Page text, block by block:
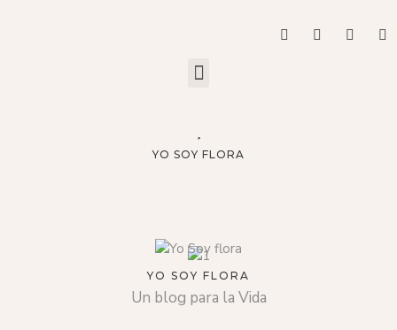
YO SOY FLORA
YO SOY FLORA
Un blog para la Vida